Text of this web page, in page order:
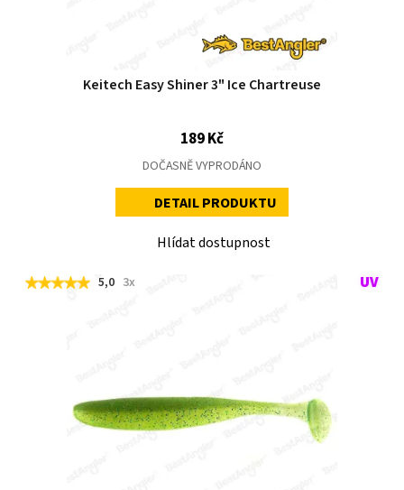
Keitech Easy Shiner 3" Ice Chartreuse
189 Kč
DOČASNĚ VYPRODÁNO
DETAIL PRODUKTU
Hlídat dostupnost
5,0 3x